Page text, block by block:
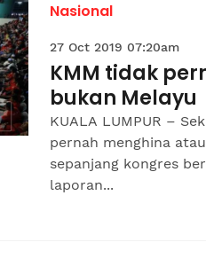
Nasional
27 Oct 2019 07:20am
KMM tidak
bukan Melayu
KUALA LUMPUR –
pernah menghina
sepanjang kongres
laporan...